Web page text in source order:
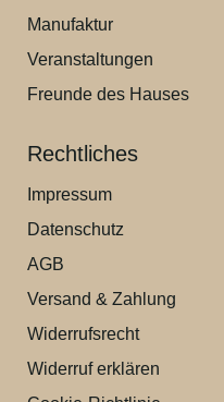
Manufaktur
Veranstaltungen
Freunde des Hauses
Rechtliches
Impressum
Datenschutz
AGB
Versand & Zahlung
Widerrufsrecht
Widerruf erklären